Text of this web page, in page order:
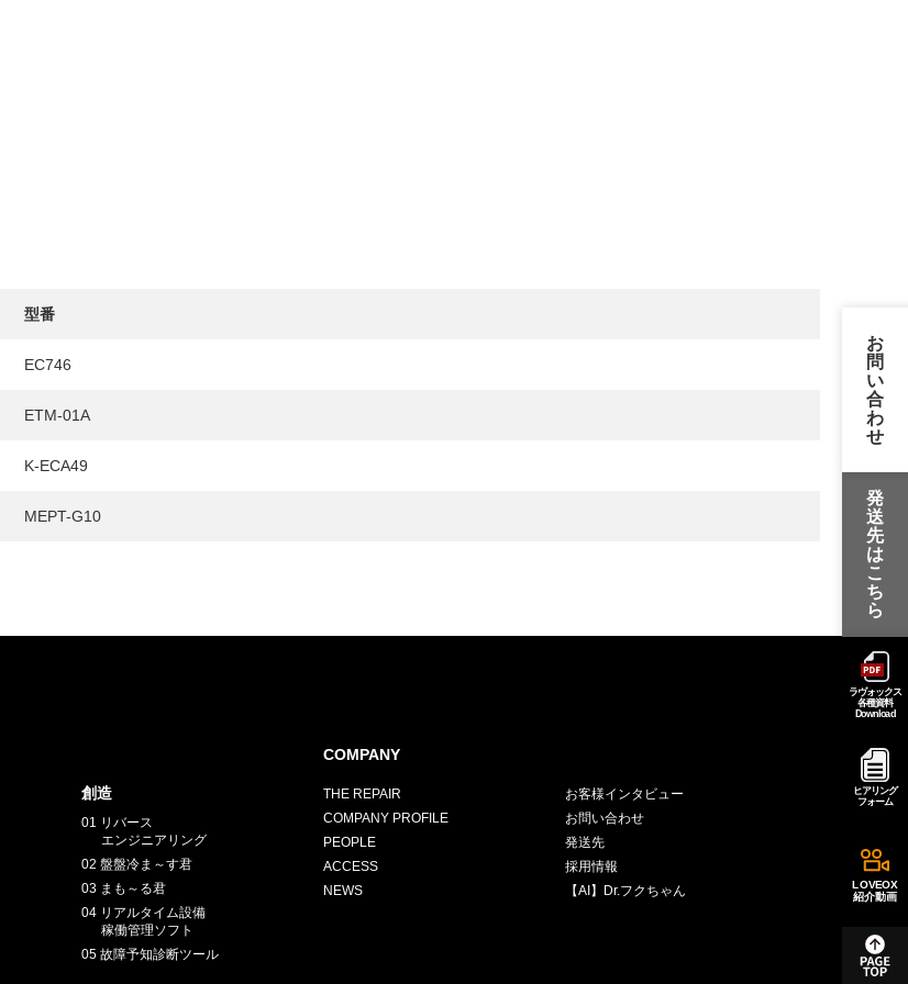
お
問
い
合
わ
せ
発
送
先
は
こ
ち
ら
ラヴォックス
各種資料
Download
ヒアリング
フォーム
LOVEOX
紹介動画
型番
EC746
ETM-01A
K-ECA49
MEPT-G10
創造
01 リバース
エンジニアリング
02 盤盤冷ま～す君
03 まも～る君
04 リアルタイム設備
稼働管理ソフト
05 故障予知診断ツール
COMPANY
THE REPAIR
COMPANY PROFILE
PEOPLE
ACCESS
NEWS
お客様インタビュー
お問い合わせ
発送先
採用情報
【AI】Dr.フクちゃん